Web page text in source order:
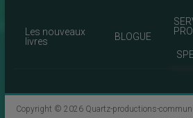
Les nouveaux
livres
BLOGUE
Copyright © 2026 Quartz-productions-